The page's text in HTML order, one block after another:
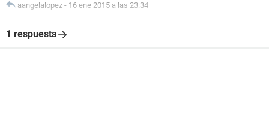
aangelalopez - 16 ene 2015 a las 23:34
1 respuesta